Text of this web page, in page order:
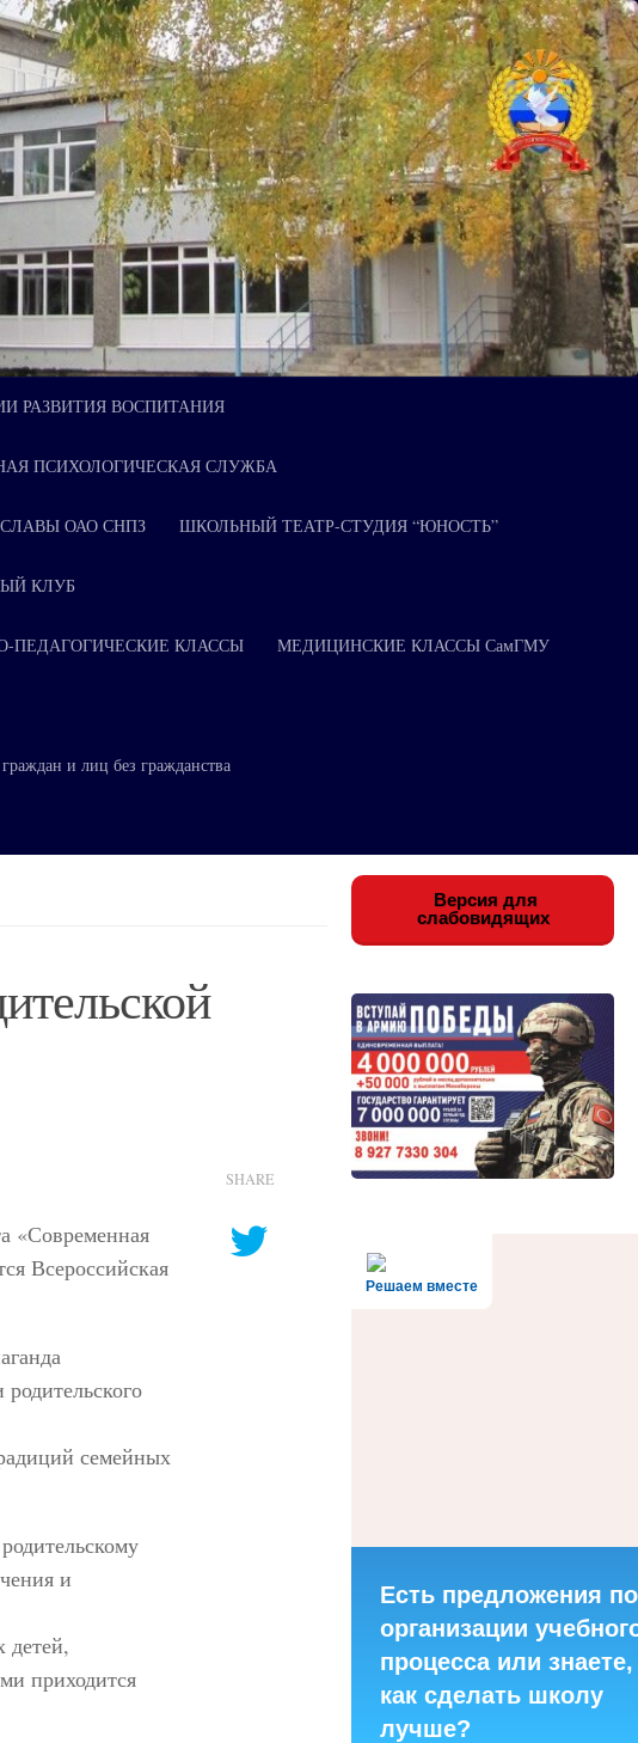
РАЗВИТИЯ ВОСПИТАНИЯ
ПСИХОЛОГИЧЕСКАЯ СЛУЖБА
ОАО СНПЗ ШКОЛЬНЫЙ ТЕАТР-СТУДИЯ “ЮНОСТЬ”
КЛУБ
ПЕДАГОГИЧЕСКИЕ КЛАССЫ МЕДИЦИНСКИЕ КЛАССЫ СамГМУ
и лиц без гражданства
«Современная
Всероссийская
семейных
и
детей,
приходится
SHARE
Версия для
слабовидящих
Решаем вместе
Есть предложения по
организации
процесса или знаете,
как сделать школу
лучше?